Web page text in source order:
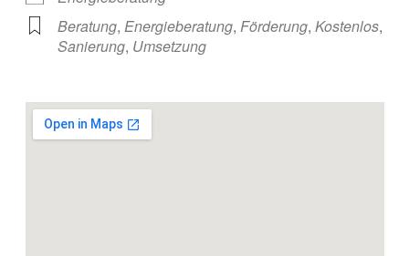
Beratung, Energieberatung, Förderung, Kostenlos,
Sanierung, Umsetzung